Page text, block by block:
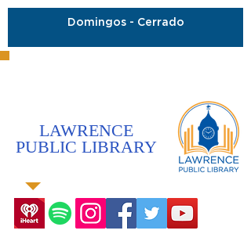
LAWRENCE
PUBLIC LIBRARY
Domingos - Cerrado